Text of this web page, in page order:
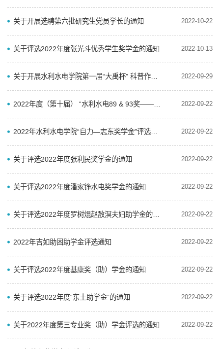
关于开展选聘第六批研究生党员学长的通知 2022-10-22
关于评选2022年度张光斗优秀学生奖学金的通知 2022-10-13
2022-09-29
2022-09-22
2022-09-22
关于评选2022年度张利民奖学金的通知 2022-09-22
关于评选2022年度潘家铮水电奖学金的通知 2022-09-22
2022-09-22
2022年吉如助困助学金评选通知 2022-09-22
关于评选2022年度基康奖（助）学金的通知 2022-09-22
关于评选2022年度“东土助学金”的通知 2022-09-22
关于2022年度第三专业奖（助）学金评选的通知 2022-09-22